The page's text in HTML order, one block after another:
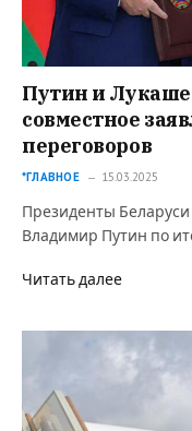
Путин и
совместное
переговоров
*ГЛАВНОЕ 15.03.2025
Президенты
Владимир Путин по
Читать далее